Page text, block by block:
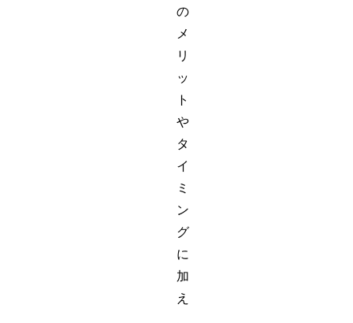
の
メ
リ
ッ
ト
や
タ
イ
ミ
ン
グ
に
加
え